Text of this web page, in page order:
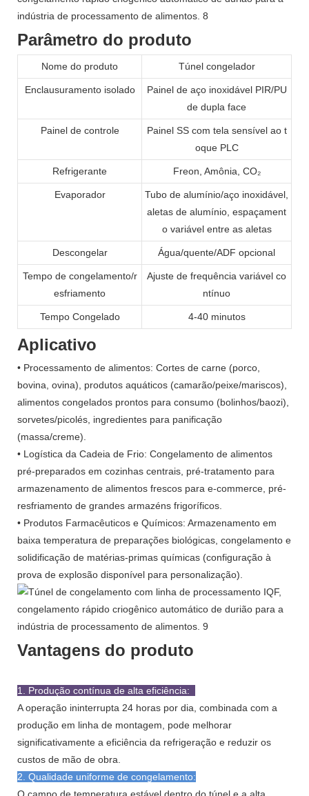
Parâmetro do produto
Nome do produto Túnel congelador
Enclausuramento isolado
Painel de aço inoxidável PIR/PU
de dupla face
Painel de controle
Painel SS com tela sensível ao t
oque PLC
Refrigerante Freon, Amônia, CO₂
Evaporador
Tubo de alumínio/aço inoxidável,
aletas de alumínio, espaçament
o variável entre as aletas
Descongelar Água/quente/ADF opcional
Tempo de congelamento/r
esfriamento
Ajuste de frequência variável co
ntínuo
Tempo Congelado 4-40 minutos
Aplicativo
• Processamento de alimentos: Cortes de carne (porco,
bovina, ovina), produtos aquáticos (camarão/peixe/mariscos),
alimentos congelados prontos para consumo (bolinhos/baozi),
sorvetes/picolés, ingredientes para panificação
(massa/creme).
• Logística da Cadeia de Frio: Congelamento de alimentos
pré-preparados em cozinhas centrais, pré-tratamento para
armazenamento de alimentos frescos para e-commerce, pré-
resfriamento de grandes armazéns frigoríficos.
• Produtos Farmacêuticos e Químicos: Armazenamento em
baixa temperatura de preparações biológicas, congelamento e
solidificação de matérias-primas químicas (configuração à
prova de explosão disponível para personalização).
Vantagens do produto
1. Produção contínua de alta eficiência:
A operação ininterrupta 24 horas por dia, combinada com a
produção em linha de montagem, pode melhorar
significativamente a eficiência da refrigeração e reduzir os
custos de mão de obra.
2. Qualidade uniforme de congelamento: